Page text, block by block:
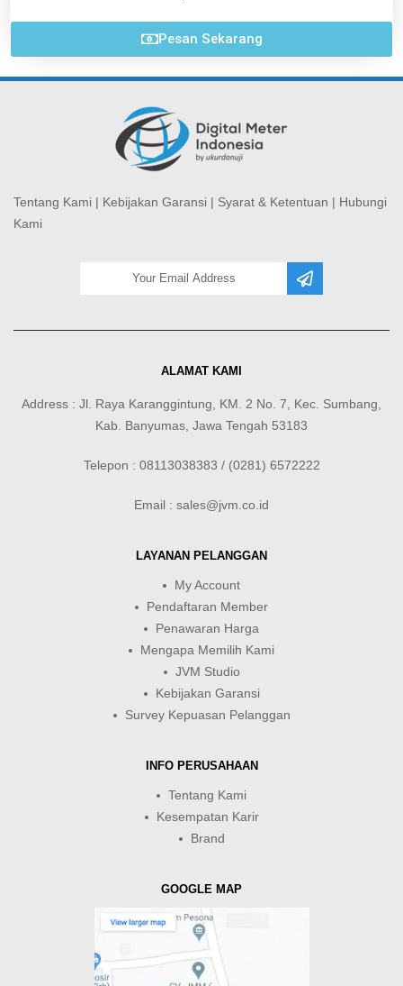
Pesan Sekarang
Tentang Kami | Kebijakan Garansi | Syarat & Ketentuan | Hubungi
Kami
ALAMAT KAMI
Address : Jl. Raya Karanggintung, KM. 2 No. 7, Kec. Sumbang,
Kab. Banyumas, Jawa Tengah 53183
Telepon : 08113038383 / (0281) 6572222
Email : sales@jvm.co.id
LAYANAN PELANGGAN
My Account
Pendaftaran Member
Penawaran Harga
Mengapa Memilih Kami
JVM Studio
Kebijakan Garansi
Survey Kepuasan Pelanggan
INFO PERUSAHAAN
Tentang Kami
Kesempatan Karir
Brand
GOOGLE MAP